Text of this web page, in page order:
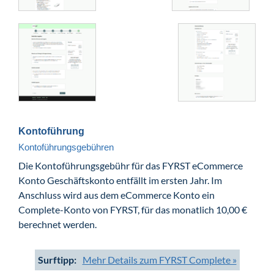
Kontoführung
Kontoführungsgebühren
Die Kontoführungsgebühr für das FYRST eCommerce
Konto Geschäftskonto entfällt im ersten Jahr. Im
Anschluss wird aus dem eCommerce Konto ein
Complete-Konto von FYRST, für das monatlich 10,00 €
berechnet werden.
Surftipp: Mehr Details zum FYRST Complete »